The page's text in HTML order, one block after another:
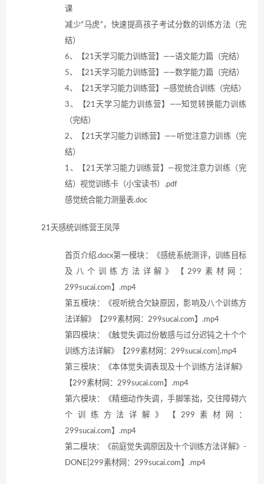
课
减少“马虎”，快速提高孩子考试分数的训练方法（完
结）
6、【21天学习能力训练营】——语文能力篇（完结）
5、【21天学习能力训练营】——数学能力篇（完结）
4、【21天学习能力训练营】—感觉统合训练（完结）
3、【21天学习能力训练营】——知觉转换能力训练
（完结）
2、【21天学习能力训练营】——听觉注意力训练（完
结）
1、【21天学习能力训练营】—视觉注意力训练（完
结）视觉训练卡（小宝读书）.pdf
感觉统合能力测量表.doc
21天感统训练营王凤萍
首页介绍.docx第一模块：《感统系统测评，训练目标
及八个训练方法详解》【299素材网：
299sucai.com】.mp4
第五模块：《视听统合欠缺原因，影响及八个训练方
法详解》【299素材网：299sucai.com】.mp4
第四模块：《触觉失调过份敏感与过分迟钝之十个个
训练方法详解》【299素材网：299sucai.com].mp4
第三模块：《本体觉失调表现及十个训练方法详解》
【299素材网：299sucai.com】.mp4
第六模块：《精细动作失调，手脚笨拙，交往障碍六
个训练方法详解》【299素材网：
299sucai.com】.mp4
第二模块：《前庭觉失调原因及十个训练方法详解》-
DONE[299素材网：299sucai.com】.mp4